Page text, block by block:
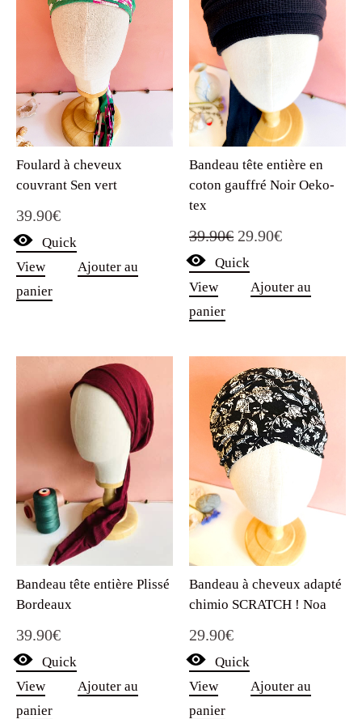
Foulard à cheveux
couvrant Sen vert
39.90€
Quick
View
Ajouter au
panier
Bandeau tête entière en
coton gauffré Noir Oeko-
tex
39.90€ Le
prix
initial
29.90€Le
actuel
Quick
View
Ajouter au
panier
Bandeau tête entière Plissé
Bordeaux
39.90€
Quick
View
Ajouter au
panier
Bandeau à cheveux adapté
chimio SCRATCH ! Noa
29.90€
Quick
View
Ajouter au
panier